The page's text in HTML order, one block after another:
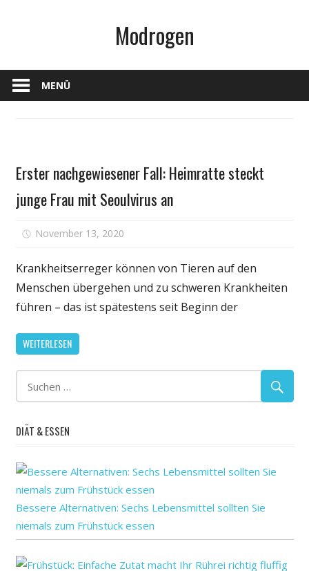
Modrogen
MENÜ
Erster nachgewiesener Fall: Heimratte steckt
junge Frau mit Seoulvirus an
November 13, 2020
Fall:
Seoulvirus
Krankheitserreger können von Tieren auf den
Menschen übergehen und zu schweren Krankheiten
führen – das ist spätestens seit Beginn der
WEITERLESEN
DIÄT & ESSEN
Bessere Alternativen: Sechs Lebensmittel sollten Sie
niemals zum Frühstück essen